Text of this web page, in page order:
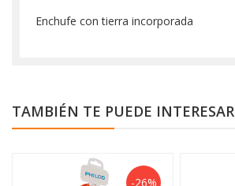
Enchufe con tierra incorporada
TAMBIÉN TE PUEDE INTERESAR
-26%